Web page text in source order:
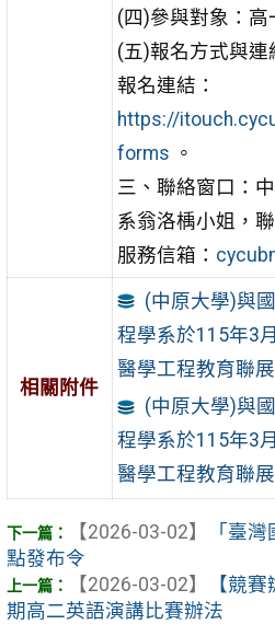
(四)參與對象：高
(五)報名方式與連
報名連結：
https://
forms 。
三、聯絡窗口：
系翁洛楀小姐，
服務信箱：
相關附件
(中原大學)與
程學系於115年3
醫學工程教育聯
(中原大學)與
程學系於115年3
醫學工程教育聯
【2026-03-02】
「臺
點發布令
【2026-03-02】
【競
期高二英語演講比賽辦法